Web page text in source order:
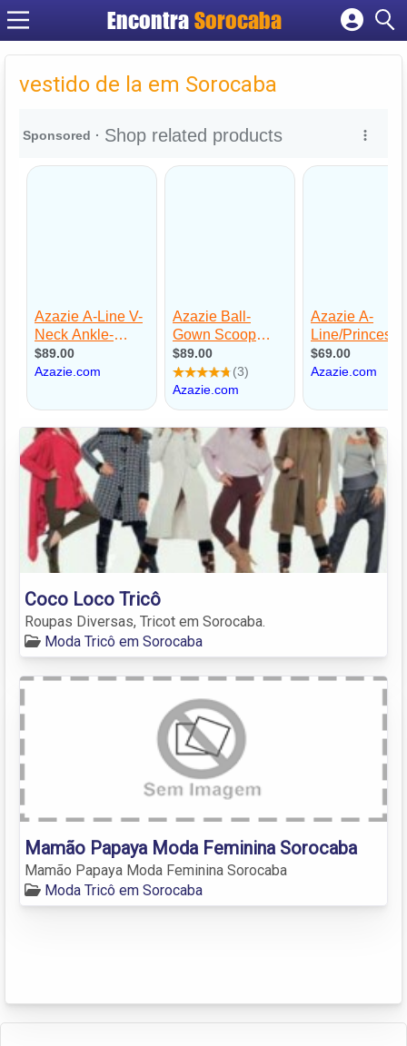
EncontraSorocaba
Cadastrar empresa
Criar conta
vestido de la em Sorocaba
Coco Loco Tricô
Roupas Diversas, Tricot em Sorocaba.
Moda Tricô em Sorocaba
Mamão Papaya Moda Feminina Sorocaba
Mamão Papaya Moda Feminina Sorocaba
Moda Tricô em Sorocaba